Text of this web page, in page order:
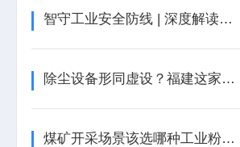
智守工业安全防线 | 深度解读工业粉尘报警器，瑶安电子 YRF100A 领跑行业新赛道
除尘设备形同虚设？福建这家公司因粉尘罚单！
煤矿开采场景该选哪种工业粉尘检测仪？